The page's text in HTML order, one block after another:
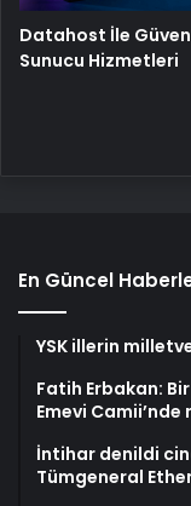
Datahost İle
Sunucu Hizmetleri
En Güncel
YSK illerin
Fatih Erbakan:
Emevi Camii’nde
İntihar denildi
Tümgeneral